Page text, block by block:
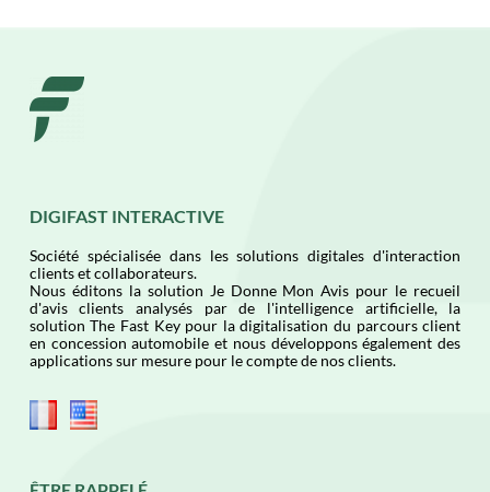
DIGIFAST INTERACTIVE
Société spécialisée dans les solutions digitales d'interaction
clients et collaborateurs.
Nous éditons la solution Je Donne Mon Avis pour le recueil
d'avis clients analysés par de l'intelligence artificielle, la
solution The Fast Key pour la digitalisation du parcours client
en concession automobile et nous développons également des
applications sur mesure pour le compte de nos clients.